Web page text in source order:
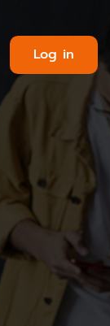
Log in